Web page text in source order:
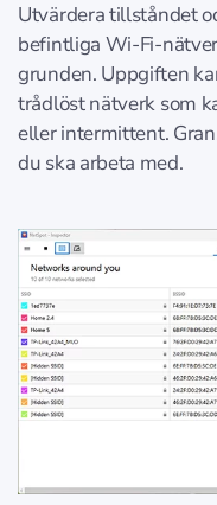
Utvärdera tillståndet
befintliga Wi-Fi-
grunden. Uppgiften
trådlöst nätverk som
eller intermittent.
du ska arbeta med.